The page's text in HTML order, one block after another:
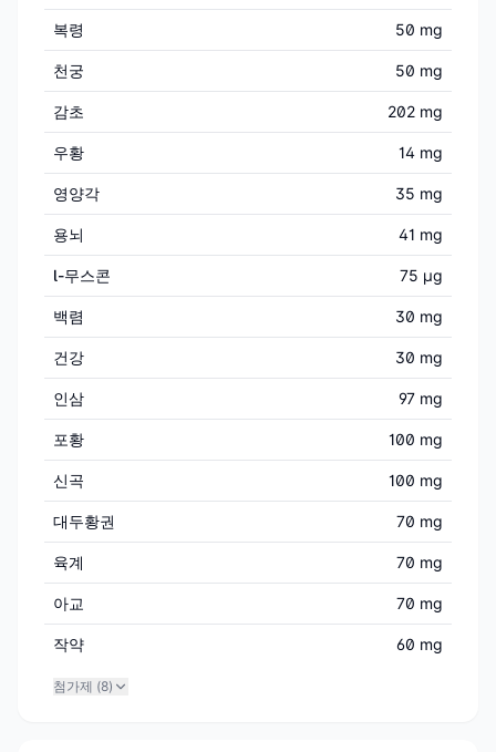
복령 50 mg
천궁 50 mg
감초 202 mg
우황 14 mg
영양각 35 mg
용뇌 41 mg
l-무스콘 75 μg
백렴 30 mg
건강 30 mg
인삼 97 mg
포황 100 mg
신곡 100 mg
대두황권 70 mg
육계 70 mg
아교 70 mg
작약 60 mg
첨가제 (8)